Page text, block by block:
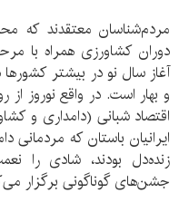
مردم‌شناسان معتقدند كه
دوران كشاورزی همراه با
آغاز سال نو در بیشتر
و بهار است. در واقع نوروز از
اقتصاد شبانی (دامداری و
ایرانیان باستان كه مردمانی
زنده‌دل بودند، شادی را
جشن‌های گوناگونی برگزار